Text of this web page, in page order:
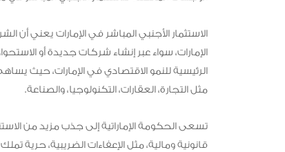
الاستثمار الأجنبي المباشر في الإمارات يعني
الإمارات، سواء عبر إنشاء شركات جديدة أو
الرئيسية للنمو الاقتصادي في الإمارات، حيث
مثل التجارة، العقارات، التكنولوجيا، والصناعة.
تسعى الحكومة الإماراتية إلى جذب مزيد من
قانونية ومالية، مثل الإعفاءات الضريبية،